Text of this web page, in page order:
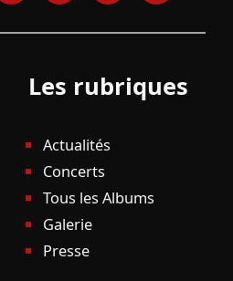
Les rubriques
Actualités
Concerts
Tous les Albums
Galerie
Presse